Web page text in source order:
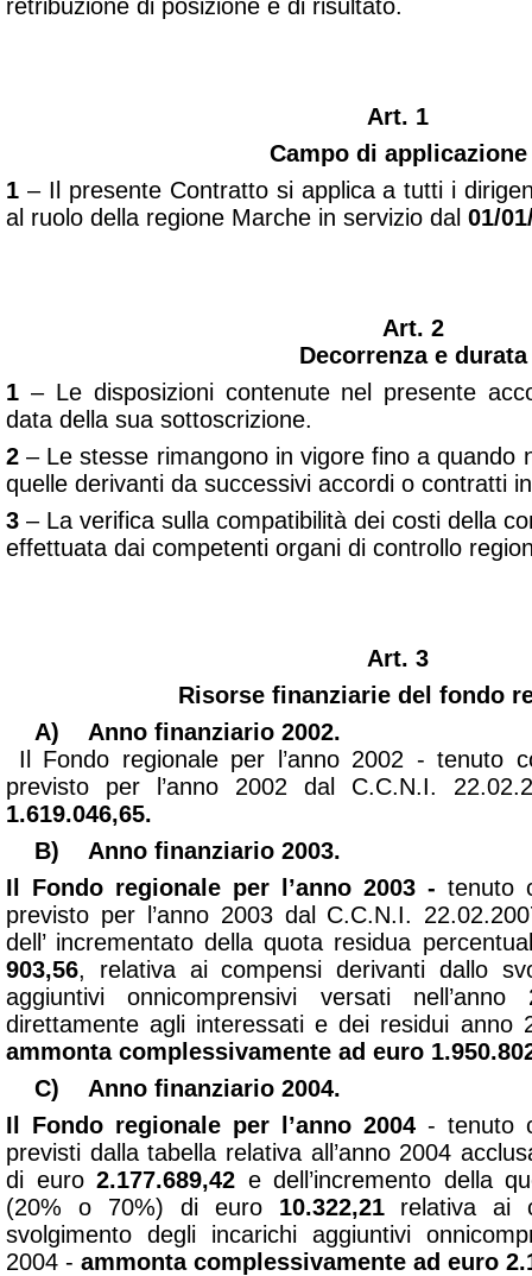
retribuzione di posizione e di risultato.
Art. 1
Campo di applicazione
1 – Il presente Contratto si applica a tutti i
al ruolo della regione Marche in servizio dal 01/
Art. 2
Decorrenza e durata
1 – Le disposizioni contenute nel presente
data della sua sottoscrizione.
2 – Le stesse rimangono in vigore fino a quando
quelle derivanti da successivi accordi o contratti
3 – La verifica sulla compatibilità dei costi della
effettuata dai competenti organi di controllo
Art. 3
Risorse finanziarie del fondo
A)
Anno finanziario 2002.
Il Fondo regionale per l’anno 2002 - tenuto
previsto per l’anno 2002 dal C.C.N.I.
1.619.046,65.
B)
Anno finanziario 2003.
Il Fondo regionale per l’anno 2003 - tenuto
previsto per l’anno 2003 dal C.C.N.I.
dell’ incrementato della quota residua
903,56, relativa ai compensi derivanti dallo
aggiuntivi onnicomprensivi versati
direttamente agli interessati e dei residui
ammonta complessivamente ad euro
C)
Anno finanziario 2004.
Il Fondo regionale per l’anno 2004 - tenuto
previsti dalla tabella relativa all’anno 2004
di euro 2.177.689,42 e dell’incremento della
(20% o 70%) di euro 10.322,21 relativa ai
svolgimento degli incarichi aggiuntivi
2004 - ammonta complessivamente ad euro